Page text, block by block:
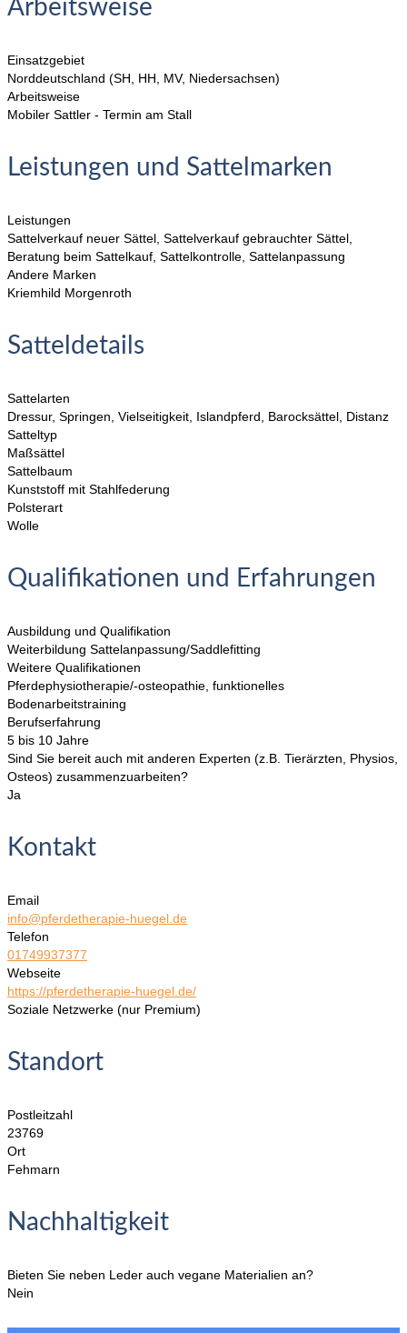
Arbeitsweise
Einsatzgebiet
Norddeutschland (SH, HH, MV, Niedersachsen)
Arbeitsweise
Mobiler Sattler - Termin am Stall
Leistungen und Sattelmarken
Leistungen
Sattelverkauf neuer Sättel, Sattelverkauf gebrauchter Sättel,
Beratung beim Sattelkauf, Sattelkontrolle, Sattelanpassung
Andere Marken
Kriemhild Morgenroth
Satteldetails
Sattelarten
Dressur, Springen, Vielseitigkeit, Islandpferd, Barocksättel, Distanz
Satteltyp
Maßsättel
Sattelbaum
Kunststoff mit Stahlfederung
Polsterart
Wolle
Qualifikationen und Erfahrungen
Ausbildung und Qualifikation
Weiterbildung Sattelanpassung/Saddlefitting
Weitere Qualifikationen
Pferdephysiotherapie/-osteopathie, funktionelles
Bodenarbeitstraining
Berufserfahrung
5 bis 10 Jahre
Sind Sie bereit auch mit anderen Experten (z.B. Tierärzten, Physios,
Osteos) zusammenzuarbeiten?
Ja
Kontakt
Email
info@pferdetherapie-huegel.de
Telefon
01749937377
Webseite
https://pferdetherapie-huegel.de/
Soziale Netzwerke (nur Premium)
Standort
Postleitzahl
23769
Ort
Fehmarn
Nachhaltigkeit
Bieten Sie neben Leder auch vegane Materialien an?
Nein